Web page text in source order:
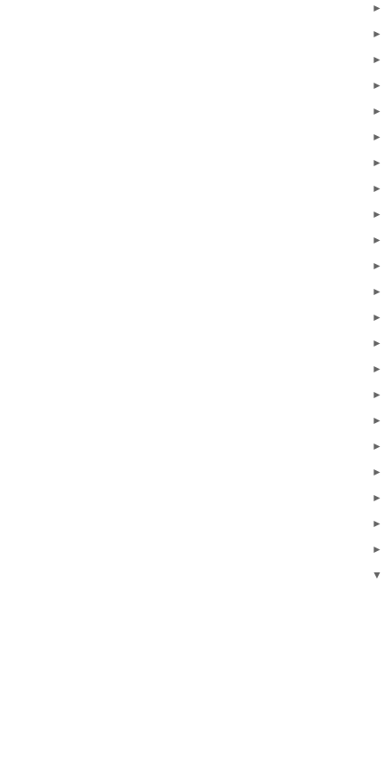
►
►
►
►
►
►
►
►
►
►
►
►